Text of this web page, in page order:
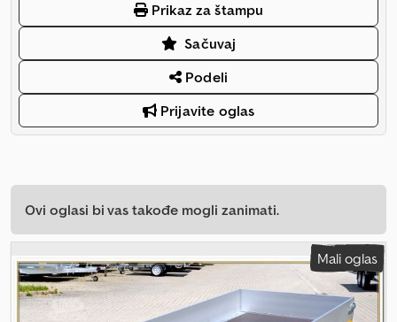
Prikaz za štampu
Sačuvaj
Podeli
Prijavite oglas
Ovi oglasi bi vas takođe mogli zanimati.
Mali oglas